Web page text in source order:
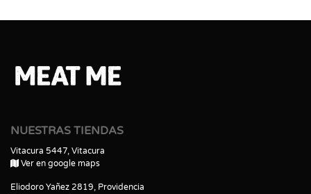
NUESTRAS TIENDAS
Vitacura 5447, Vitacura
Ver en google maps
Eliodoro Yañez 2819, Providencia